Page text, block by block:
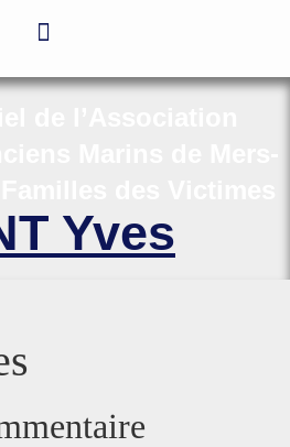
Yves